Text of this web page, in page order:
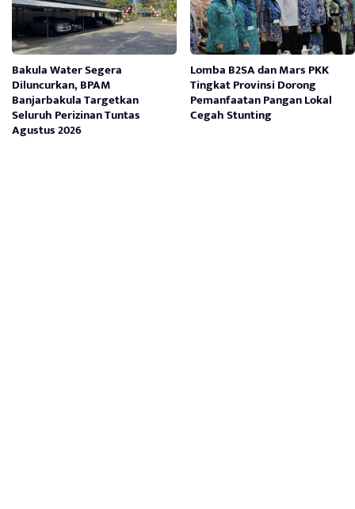
Bakula Water Segera
Diluncurkan, BPAM
Banjarbakula Targetkan
Seluruh Perizinan Tuntas
Agustus 2026
Lomba B2SA dan Mars PKK
Tingkat Provinsi Dorong
Pemanfaatan Pangan Lokal
Cegah Stunting